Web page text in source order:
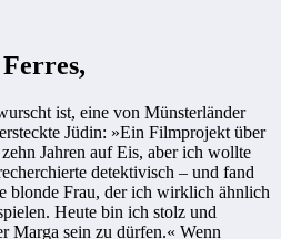
ist, eine von Münsterländer
Jüdin: »Ein Filmprojekt über
Jahren auf Eis, aber ich wollte
detektivisch – und fand
blonde Frau, der ich wirklich ähnlich
Heute bin ich stolz und
Marga sein zu dürfen.« Wenn